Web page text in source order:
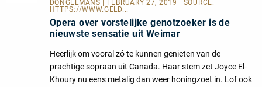
DONGELMANS | FEBRUARY 27, 2019 | SOURCE:
HTTPS://WWW.GELD...
Opera over vorstelijke genotzoeker is de
nieuwste sensatie uit Weimar
Heerlijk om vooral zó te kunnen genieten van de
prachtige sopraan uit Canada. Haar stem zet Joyce El-
Khoury nu eens metalig dan weer honingzoet in. Lof ook